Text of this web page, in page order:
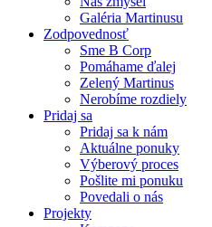
Galéria Martinusu
Zodpovednosť
Sme B Corp
Pomáhame ďalej
Zelený Martinus
Nerobíme rozdiely
Pridaj sa
Pridaj sa k nám
Aktuálne ponuky
Výberový proces
Pošlite mi ponuku
Povedali o nás
Projekty